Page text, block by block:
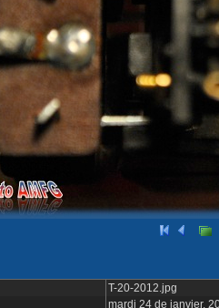
T-20-2012.jpg
mardi 24 de janvier,